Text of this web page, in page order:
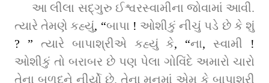
આ લીલા સદ્‌ગુરુ ઈશ્વરસ્વામીના જોવામાં આવી.
ત્યારે તેમણે કહ્યું, “બાપા !
? ” ત્યારે બાપાશ્રીએ કહ્યું કે, “ના, સ્વામી !
ઓશીકું તો બરાબર છે પણ પેલા ગોવિંદે અમારો ચારો
તેના બળદને નીર્યો છે. તેના મનમાં એમ કે બાપાશ્રી